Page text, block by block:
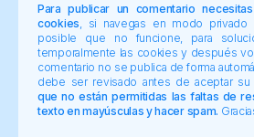
Para publicar un comentario
cookies , si navegas en modo
posible que no funcione, para
temporalmente las cookies y después
comentario no se publica de forma
debe ser revisado antes de aceptar
que no están permitidas las faltas de
texto en mayúsculas y hacer spam.